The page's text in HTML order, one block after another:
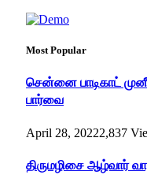
Most Popular
சென்னை பாடிகாட்
பார்வை
April 28, 20222,837
திருமழிசை ஆழ்வார்